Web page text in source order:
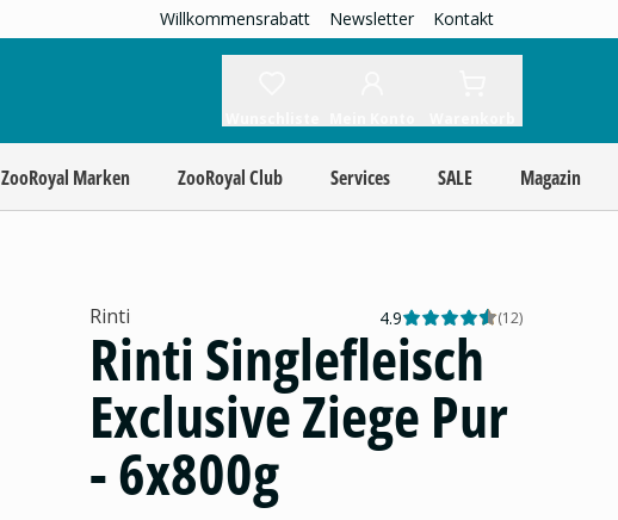
Willkommensrabatt Newsletter Kontakt
ZooRoyal Marken ZooRoyal Club Services SALE Magazin
Rinti 4.9 (12)
Rinti Singlefleisch
Exclusive Ziege Pur
- 6x800g